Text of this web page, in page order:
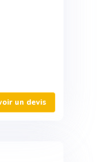
un devis